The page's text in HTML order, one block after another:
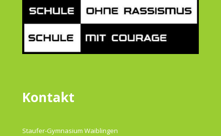
Kontakt
Staufer-Gymnasium Waiblingen